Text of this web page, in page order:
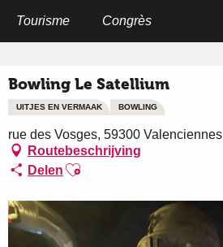
Tourisme Congrès
Bowling Le Satellium
UITJES EN VERMAAK BOWLING
rue des Vosges, 59300 Valenciennes
Routebeschrijving
Delen Ajouter aux favoris